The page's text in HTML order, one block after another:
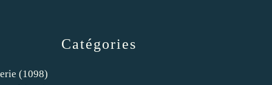
Catégories
(1098)